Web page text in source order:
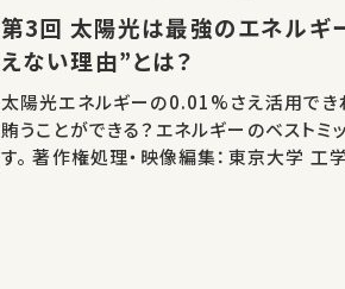
第3回 太陽光は最強のエネルギー それでも“地球を救
えない理由”とは？
太陽光エネルギーの0.01%さえ活用でき
賄うことができる？エネルギーのベストミ
す。 著作権処理・映像編集：東京大学